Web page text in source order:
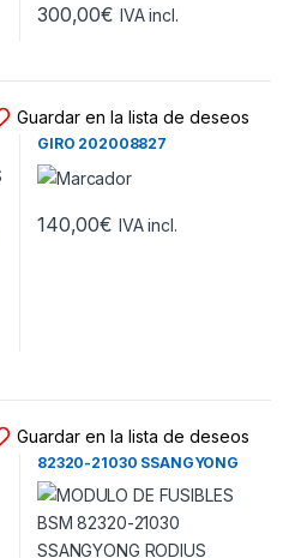
300,00€ IVA incl.
Guardar en la lista de deseos
SENSOR DE ANGULO DE
GIRO 202008827
SSANGYONG KORANDO
(2010-2016)
140,00€ IVA incl.
Guardar en la lista de deseos
MODULO DE FUSIBLES BSM
82320-21030 SSANGYONG
RODIUS (2006-2012)